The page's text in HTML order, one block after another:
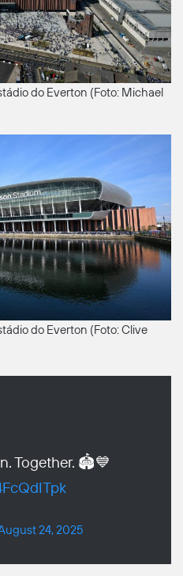
do Everton (Foto: Michael
do Everton (Foto: Clive
Together. 🏟️💙
24, 2025